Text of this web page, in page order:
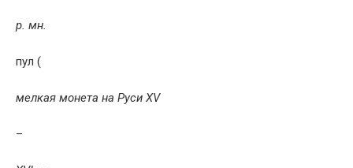
р. мн.
пул (
мелкая монета на Руси XV
–